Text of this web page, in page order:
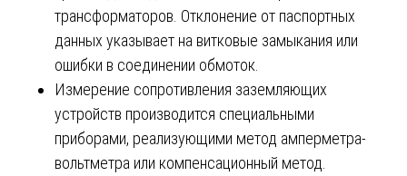
трансформаторов. Отклонение от паспортных
данных указывает на витковые замыкания или
ошибки в соединении обмоток.
Измерение сопротивления заземляющих
устройств производится специальными
приборами, реализующими метод амперметра-
вольтметра или компенсационный метод.